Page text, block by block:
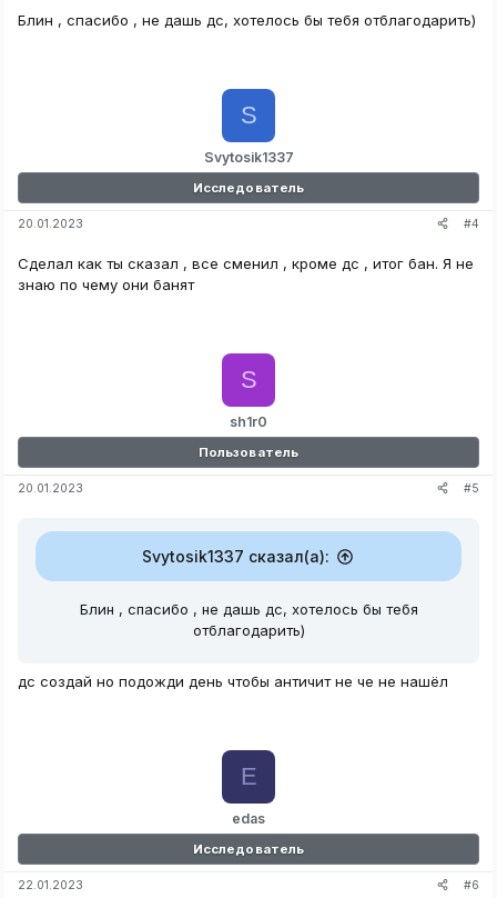
Блин , спасибо , не дашь дс, хотелось бы тебя отблагодарить)
Svytosik1337
S
Исследователь
20.01.2023 #4
Сделал как ты сказал , все сменил , кроме дс , итог бан. Я не
знаю по чему они банят
sh1r0
S
Пользователь
20.01.2023 #5
Svytosik1337 сказал(а):
Блин , спасибо , не дашь дс, хотелось бы тебя
отблагодарить)
дс создай но подожди день чтобы античит не че не нашёл
edas
E
Исследователь
22.01.2023 #6